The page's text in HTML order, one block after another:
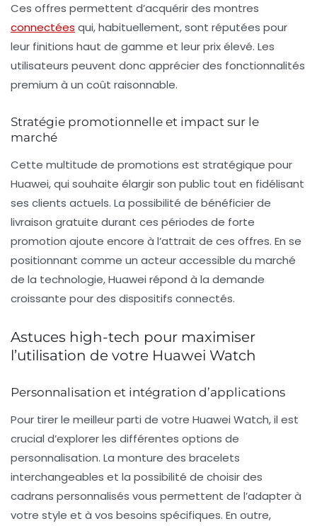
Ces offres permettent d’acquérir des montres
connectées qui, habituellement, sont réputées pour
leur finitions haut de gamme et leurprix élevé. Les
utilisateurs peuvent donc apprécier des fonctionnalités
premium à un coût raisonnable.
Stratégie promotionnelle et impact sur le
marché
Cette multitude de promotions est stratégique pour
Huawei, qui souhaite élargir son public tout en fidélisant
ses clients actuels. La possibilité de bénéficier de
livraison gratuite durant ces périodes de forte
promotion ajoute encore à l’attrait de ces offres. En se
positionnant comme un acteur accessible du marché
de la technologie, Huawei répond à la demande
croissante pour des dispositifs connectés.
Astuces high-tech pour maximiser
l’utilisation de votre Huawei Watch
Personnalisation et intégration d’applications
Pour tirer le meilleur parti de votre Huawei Watch, il est
crucial d’explorer les différentes options de
personnalisation. La monture des bracelets
interchangeables et la possibilité de choisir des
cadrans personnalisés vous permettent de l’adapter à
votre style et à vos besoins spécifiques. En outre,